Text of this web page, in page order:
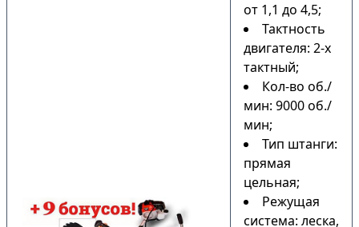
от 1,1 до 4,5;
Тактность
двигателя: 2-х
тактный;
Кол-во об./
мин: 9000 об./
мин;
Тип штанги:
прямая
цельная;
Режущая
система: леска,